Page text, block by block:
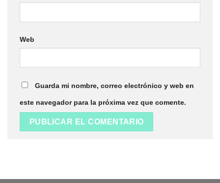
Web
Guarda mi nombre, correo electrónico y web en
este navegador para la próxima vez que comente.